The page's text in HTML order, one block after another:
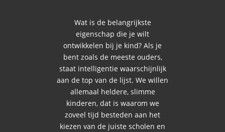
Wat is de belangrijkste
eigenschap die je wilt
ontwikkelen bij je kind? Als je
bent zoals de meeste ouders,
staat intelligentie waarschijnlijk
aan de top van de lijst. We willen
allemaal heldere, slimme
kinderen, dat is waarom we
zoveel tijd besteden aan het
kiezen van de juiste scholen en